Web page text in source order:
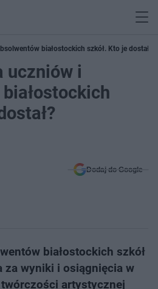
białostockich szkół. Kto je dostał?
uczniów i
Dodaj do Google
białostockich szkół
za wyniki i osiągnięcia w
artystycznej